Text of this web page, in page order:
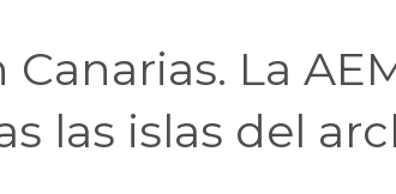
La
las islas del